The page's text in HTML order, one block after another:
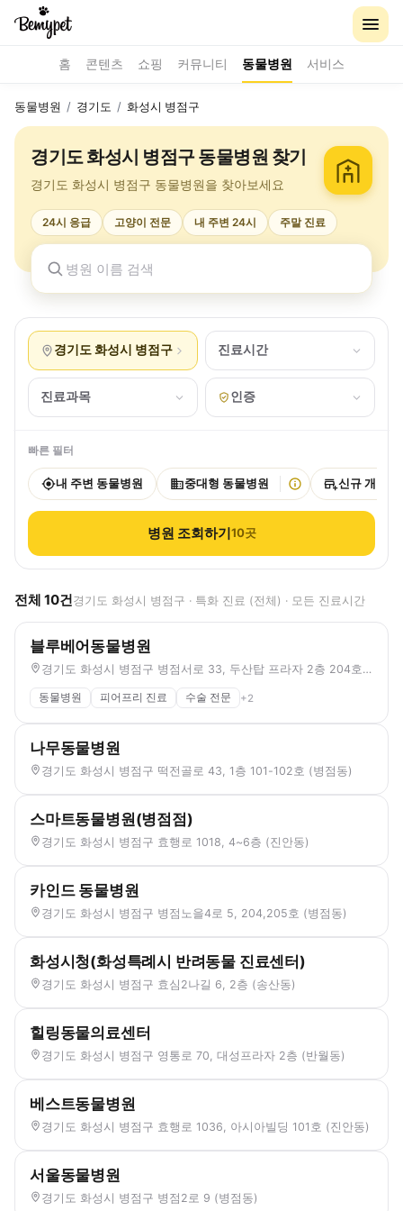
홈 콘텐츠 쇼핑 커뮤니티 동물병원 서비스
동물병원 / 경기도 / 화성시 병점구
경기도 화성시 병점구 동물병원 찾기
경기도 화성시 병점구 동물병원을 찾아보세요
24시 응급 고양이 전문 내 주변 24시 주말 진료
경기도 화성시 병점구 진료시간
진료과목 인증
빠른 필터
내 주변 동물병원 중대형 동물병원 신규 개원
병원 조회하기10곳
전체 10건경기도 화성시 병점구 · 특화 진료 (전체) · 모든 진료시간
블루베어동물병원
경기도 화성시 병점구 병점서로 33, 두산탑 프라자 2층 204호 (병점동)
동물병원 피어프리 진료 수술 전문 +2
나무동물병원
경기도 화성시 병점구 떡전골로 43, 1층 101-102호 (병점동)
스마트동물병원(병점점)
경기도 화성시 병점구 효행로 1018, 4~6층 (진안동)
카인드 동물병원
경기도 화성시 병점구 병점노을4로 5, 204,205호 (병점동)
화성시청(화성특례시 반려동물 진료센터)
경기도 화성시 병점구 효심2나길 6, 2층 (송산동)
힐링동물의료센터
경기도 화성시 병점구 영통로 70, 대성프라자 2층 (반월동)
베스트동물병원
경기도 화성시 병점구 효행로 1036, 아시아빌딩 101호 (진안동)
서울동물병원
경기도 화성시 병점구 병점2로 9 (병점동)